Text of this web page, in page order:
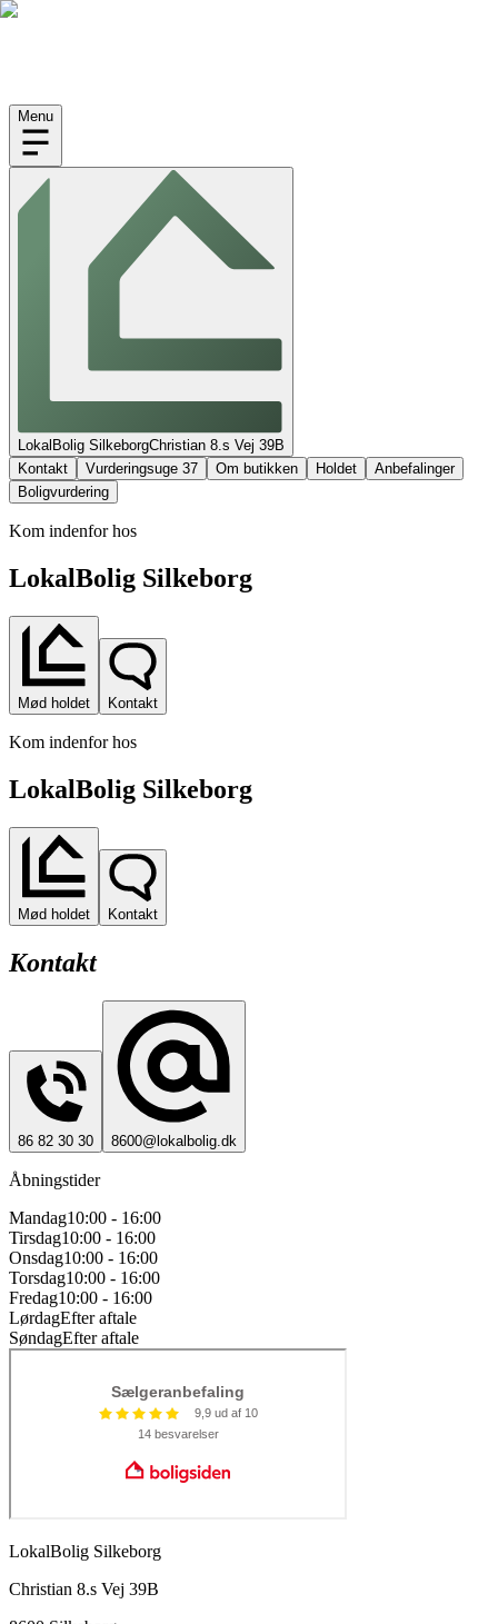
Menu
LokalBolig SilkeborgChristian 8.s Vej 39B
Kontakt
Vurderingsuge 37 Om butikken Holdet
Anbefalinger
Boligvurdering
Kom indenfor hos
LokalBolig Silkeborg
Mød holdet Kontakt
Kom indenfor hos
LokalBolig Silkeborg
Mød holdet Kontakt
Kontakt
86 82 30 30 8600@lokalbolig.dk
Åbningstider
Mandag10:00 - 16:00
Tirsdag10:00 - 16:00
Onsdag10:00 - 16:00
Torsdag10:00 - 16:00
Fredag10:00 - 16:00
LørdagEfter aftale
SøndagEfter aftale
LokalBolig Silkeborg
Christian 8.s Vej 39B